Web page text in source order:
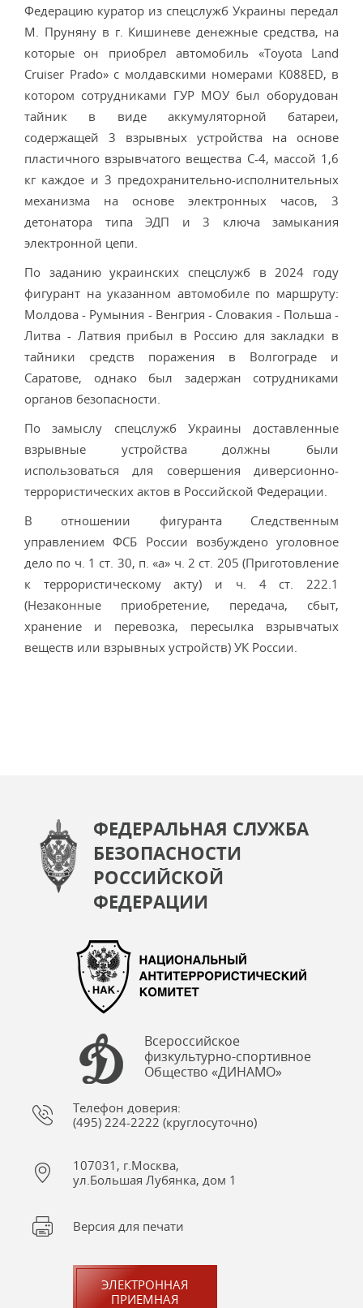
Федерацию куратор из спецслужб Украины передал
М. Пруняну в г. Кишиневе денежные средства, на
которые он приобрел автомобиль «Toyota Land
Cruiser Prado» с молдавскими номерами K088ED, в
котором сотрудниками ГУР МОУ был оборудован
тайник в виде аккумуляторной батареи,
содержащей 3 взрывных устройства на основе
пластичного взрывчатого вещества С-4, массой 1,6
кг каждое и 3 предохранительно-исполнительных
механизма на основе электронных часов, 3
детонатора типа ЭДП и 3 ключа замыкания
электронной цепи.
По заданию украинских спецслужб в 2024 году
фигурант на указанном автомобиле по маршруту:
Молдова - Румыния - Венгрия - Словакия - Польша -
Литва - Латвия прибыл в Россию для закладки в
тайники средств поражения в Волгограде и
Саратове, однако был задержан сотрудниками
органов безопасности.
По замыслу спецслужб Украины доставленные
взрывные устройства должны были
использоваться для совершения диверсионно-
террористических актов в Российской Федерации.
В отношении фигуранта Следственным
управлением ФСБ России возбуждено уголовное
дело по ч. 1 ст. 30, п. «а» ч. 2 ст. 205 (Приготовление
к террористическому акту) и ч. 4 ст. 222.1
(Незаконные приобретение, передача, сбыт,
хранение и перевозка, пересылка взрывчатых
веществ или взрывных устройств) УК России.
ФЕДЕРАЛЬНАЯ СЛУЖБА
БЕЗОПАСНОСТИ
РОССИЙСКОЙ
ФЕДЕРАЦИИ
Всероссийское
физкультурно-спортивное
Общество «ДИНАМО»
Телефон доверия:
(495) 224-2222 (круглосуточно)
107031, г.Москва,
ул.Большая Лубянка, дом 1
Версия для печати
ЭЛЕКТРОННАЯ
ПРИЕМНАЯ